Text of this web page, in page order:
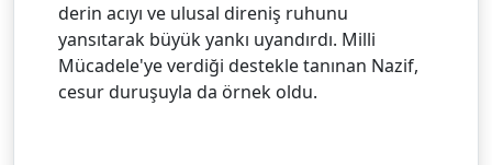
derin acıyı ve ulusal direniş ruhunu
yansıtarak büyük yankı uyandırdı. Milli
Mücadele'ye verdiği destekle tanınan Nazif,
cesur duruşuyla da örnek oldu.